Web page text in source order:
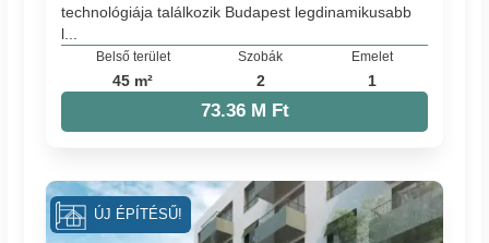
technológiája találkozik Budapest legdinamikusabb
l...
Belső terület
45 m²
Szobák
2
Emelet
1
73.36 M Ft
ÚJ ÉPÍTÉSŰ!